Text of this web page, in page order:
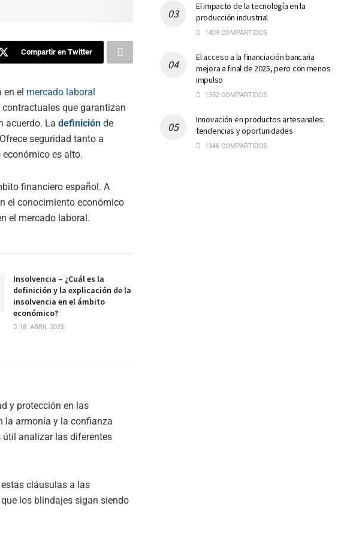
Compartir en Twitter
en el mercado laboral
que garantizan
acuerdo. La definición de
seguridad tanto a
es alto.
financiero español. A
el conocimiento económico
el mercado laboral.
Insolvencia – ¿Cuál es la
definición y la explicación de la
insolvencia en el ámbito
económico?
18. ABRIL 2025
y protección en las
la armonía y la confianza
útil analizar las diferentes
cláusulas a las
los blindajes sigan siendo
El impacto de la tecnología en la
producción industrial
1409 COMPARTIDOS
El acceso a la financiación bancaria
mejora a final de 2025, pero con menos
impulso
1352 COMPARTIDOS
Innovación en productos artesanales:
tendencias y oportunidades
1346 COMPARTIDOS